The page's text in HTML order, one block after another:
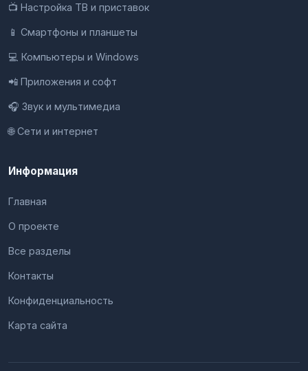
📺 Настройка ТВ и приставок
📱 Смартфоны и планшеты
💻 Компьютеры и Windows
📲 Приложения и софт
🎧 Звук и мультимедиа
🌐 Сети и интернет
Информация
Главная
О проекте
Все разделы
Контакты
Конфиденциальность
Карта сайта